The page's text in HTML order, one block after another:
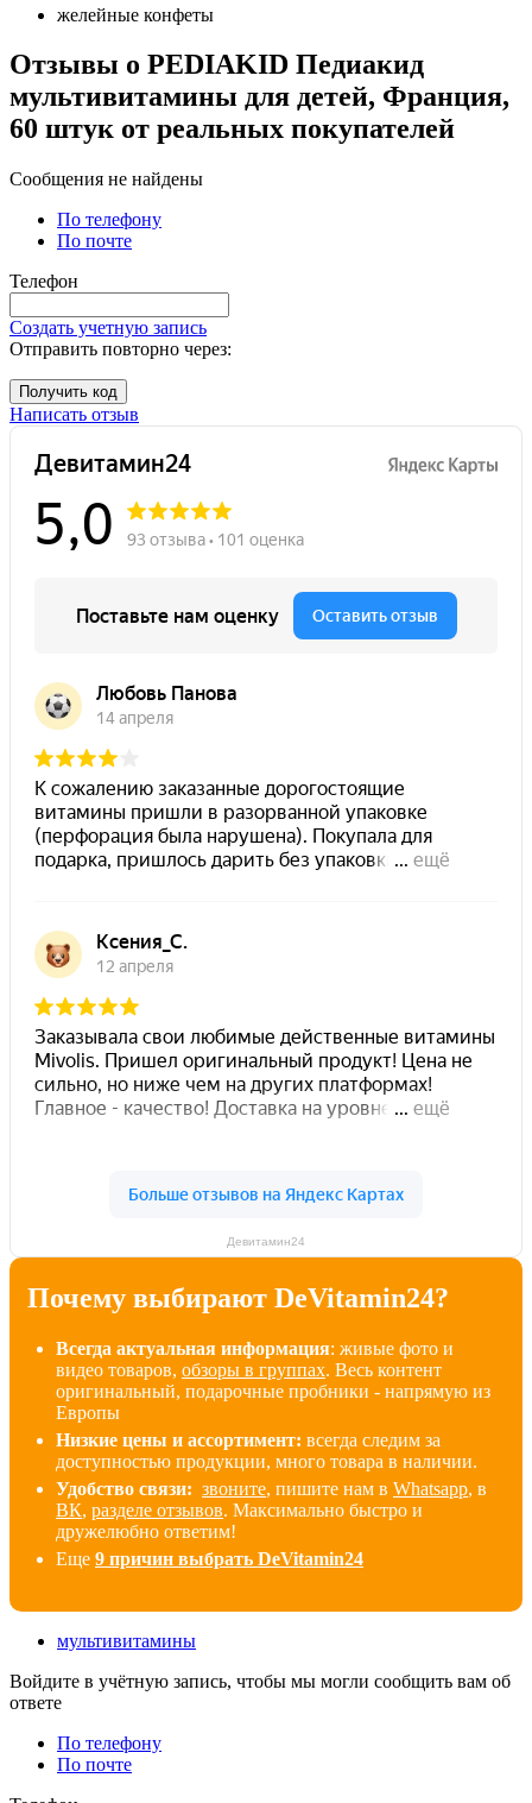
желейные конфеты
Отзывы о PEDIAKID Педиакид
мультивитамины для детей, Франция,
60 штук от реальных покупателeй
Сообщения не найдены
По телефону
По почте
Телефон
Создать учетную запись
Отправить повторно через:
Получить код
Написать отзыв
Девитамин24
Почему выбирают DeVitamin24?
Всегда актуальная информация: живые фото и
видео товаров, обзоры в группах. Весь контент
оригинальный, подарочные пробники - напрямую из
Европы
Низкие цены и ассортимент: всегда следим за
доступностью продукции, много товара в наличии.
Удобство связи: звоните, пишите нам в Whatsapp, в
ВК, разделе отзывов. Максимально быстро и
дружелюбно ответим!
Еще 9 причин выбрать DeVitamin24
мультивитамины
Войдите в учётную запись, чтобы мы могли сообщить вам об
ответе
По телефону
По почте